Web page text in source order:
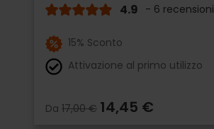
4.9 - 6 recensioni
15% Sconto
Attivazione al primo utilizzo
Da 17,00 € 14,45 €